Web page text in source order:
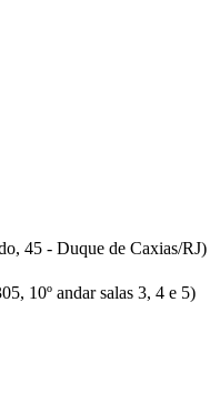
45 - Duque de Caxias/RJ)
10º andar salas 3, 4 e 5)